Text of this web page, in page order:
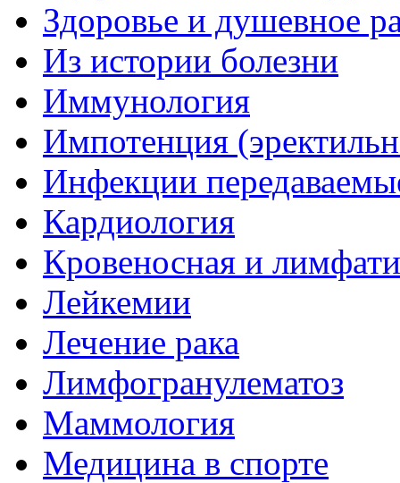
Здоровье и душевное
Из истории болезни
Иммунология
Импотенция
Инфекции
Кардиология
Кровеносная и
Лейкемии
Лечение рака
Лимфогранулематоз
Маммология
Медицина в спорте